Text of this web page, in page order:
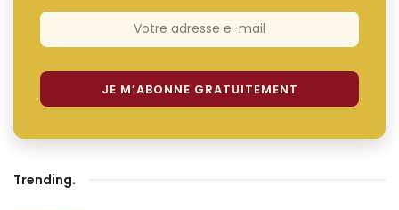
Trending.